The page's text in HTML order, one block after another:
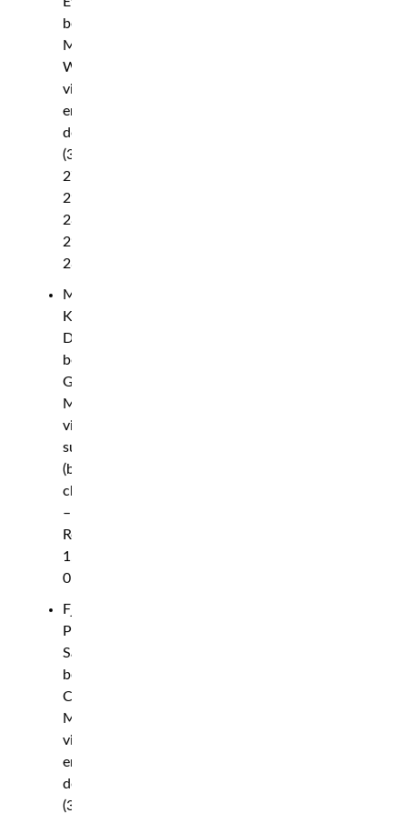
besegrar
Malcolm
Wellmaker
via
enhälligt
domslut
(30–
27,
29–
28,
29–
28)
Mellanvikt:
Kyle
Daukaus
besegrar
Gerald
Meerschaert
via
submission
(brabo
choke)
–
Rond
1,
0:50
Fjädervikt:
Pat
Sabatini
besegrar
Chepe
Mariscal
via
enhälligt
domslut
(30–